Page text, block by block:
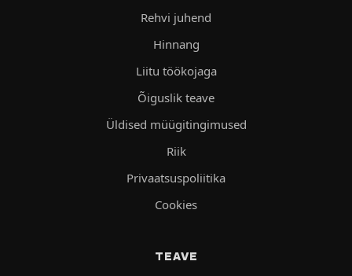
Rehvi juhend
Hinnang
Liitu töökojaga
Õiguslik teave
Üldised müügitingimused
Riik
Privaatsuspoliitika
Cookies
TEAVE